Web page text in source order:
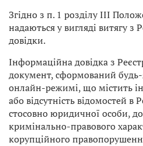
Згідно з п. 1 розділу ІІІ
надаються у вигляді витягу з
довідки.
Інформаційна довідка з
документ, сформований
онлайн-режимі, що містить
або відсутність відомостей в
стосовно юридичної особи,
кримінально-правового
корупційного